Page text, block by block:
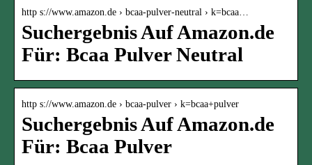
http s://www.amazon.de › bcaa-pulver-neutral › k=bcaa…
Suchergebnis Auf Amazon.de
Für: Bcaa Pulver Neutral
http s://www.amazon.de › bcaa-pulver › k=bcaa+pulver
Suchergebnis Auf Amazon.de
Für: Bcaa Pulver